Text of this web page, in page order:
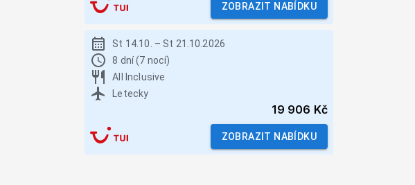
ZOBRAZIT NABÍDKU
St 14.10. – St 21.10.2026
8 dní (7 nocí)
All Inclusive
Letecky
19 906 Kč
ZOBRAZIT NABÍDKU